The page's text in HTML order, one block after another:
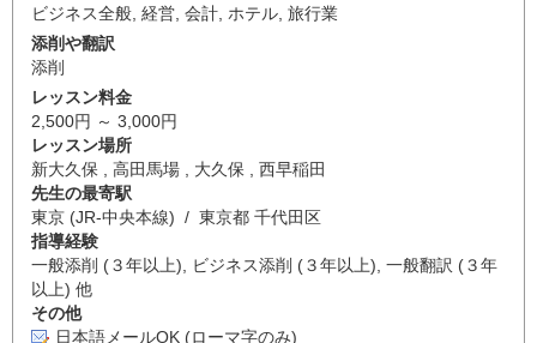
ビジネス全般 経営 会計 ホテル 旅行業
添削や翻訳
添削
レッスン料金
2,500円 ～ 3,000円
レッスン場所
新大久保 , 高田馬場 , 大久保 , 西早稲田
先生の最寄駅
東京 (JR-中央本線) / 東京都 千代田区
指導経験
一般添削 (３年以上), ビジネス添削 (３年以上), 一般翻訳 (３年
以上) 他
その他
日本語メールOK (ローマ字のみ)